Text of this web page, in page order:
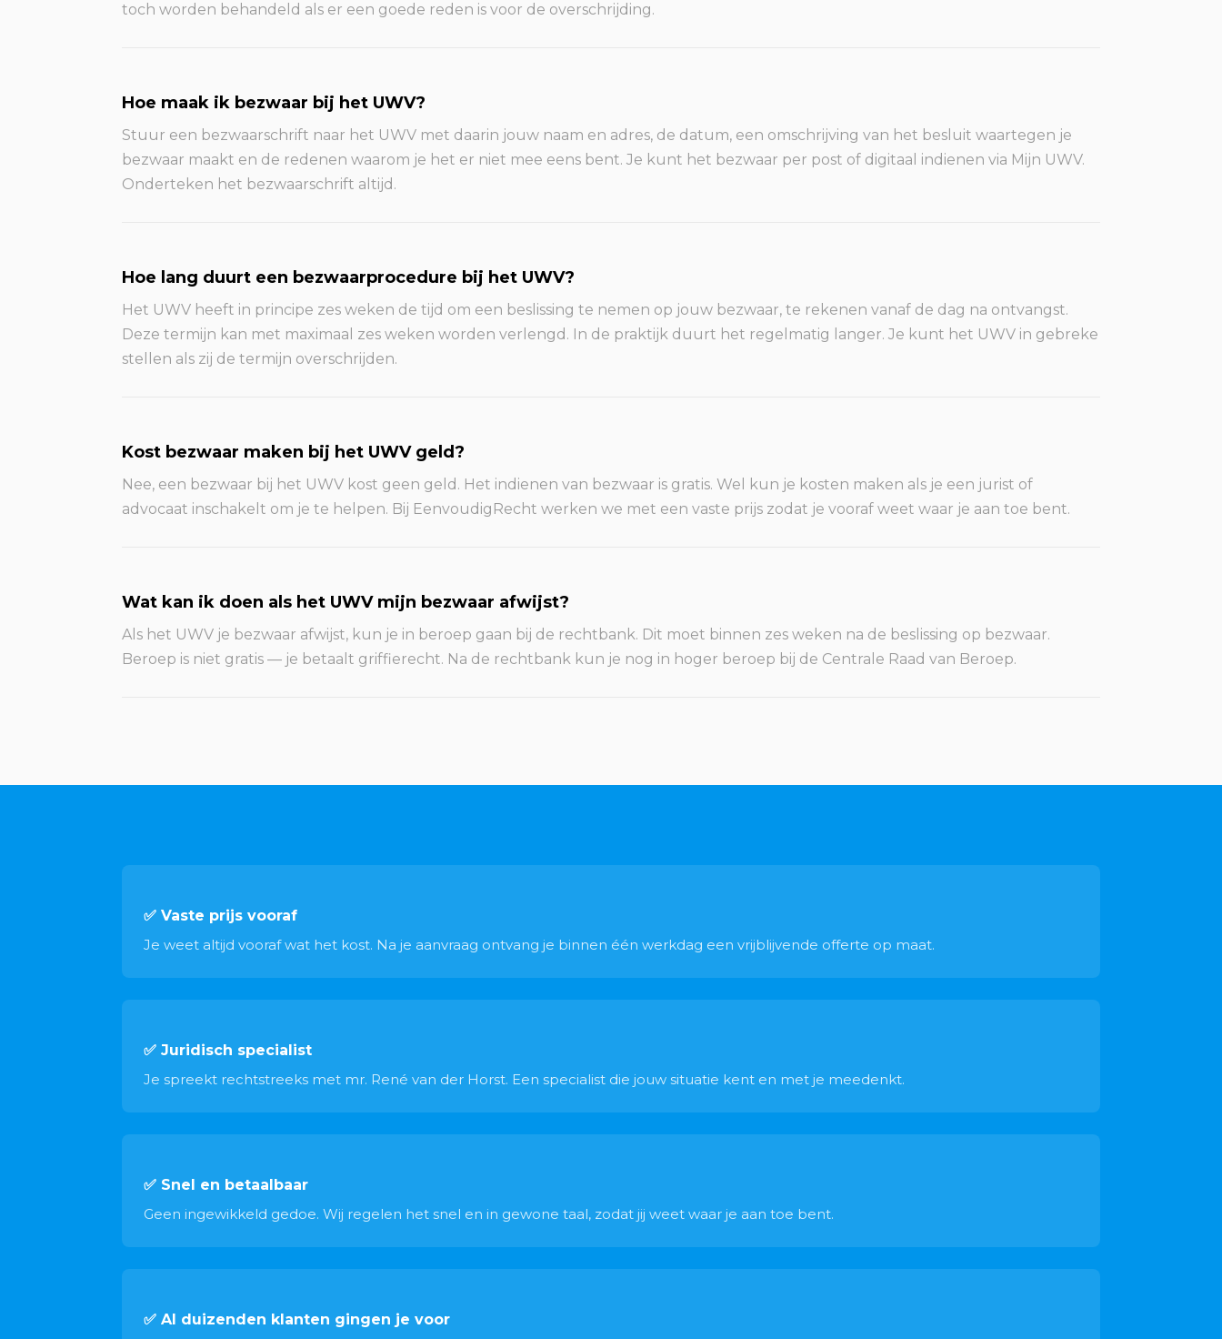
toch worden behandeld als er een goede reden is voor de overschrijding.
Hoe maak ik bezwaar bij het UWV?
Stuur een bezwaarschrift naar het UWV met daarin jouw naam en adres, de datum, een omschrijving van het besluit waartegen je
bezwaar maakt en de redenen waarom je het er niet mee eens bent. Je kunt het bezwaar per post of digitaal indienen via Mijn UWV.
Onderteken het bezwaarschrift altijd.
Hoe lang duurt een bezwaarprocedure bij het UWV?
Het UWV heeft in principe zes weken de tijd om een beslissing te nemen op jouw bezwaar, te rekenen vanaf de dag na ontvangst.
Deze termijn kan met maximaal zes weken worden verlengd. In de praktijk duurt het regelmatig langer. Je kunt het UWV in gebreke
stellen als zij de termijn overschrijden.
Kost bezwaar maken bij het UWV geld?
Nee, een bezwaar bij het UWV kost geen geld. Het indienen van bezwaar is gratis. Wel kun je kosten maken als je een jurist of
advocaat inschakelt om je te helpen. Bij EenvoudigRecht werken we met een vaste prijs zodat je vooraf weet waar je aan toe bent.
Wat kan ik doen als het UWV mijn bezwaar afwijst?
Als het UWV je bezwaar afwijst, kun je in beroep gaan bij de rechtbank. Dit moet binnen zes weken na de beslissing op bezwaar.
Beroep is niet gratis — je betaalt griffierecht. Na de rechtbank kun je nog in hoger beroep bij de Centrale Raad van Beroep.
✅ Vaste prijs vooraf
Je weet altijd vooraf wat het kost. Na je aanvraag ontvang je binnen één werkdag een vrijblijvende offerte op maat.
✅ Juridisch specialist
Je spreekt rechtstreeks met mr. René van der Horst. Een specialist die jouw situatie kent en met je meedenkt.
✅ Snel en betaalbaar
Geen ingewikkeld gedoe. Wij regelen het snel en in gewone taal, zodat jij weet waar je aan toe bent.
✅ Al duizenden klanten gingen je voor